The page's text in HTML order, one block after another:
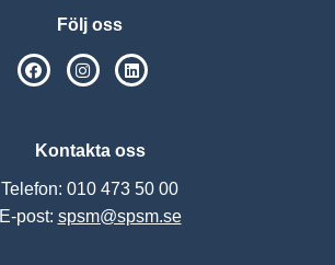
Följ oss
SPSM på Facebook
SPSM på Instagram
Kontakta oss
Telefon: 010 473 50 00
E-post: spsm@spsm.se